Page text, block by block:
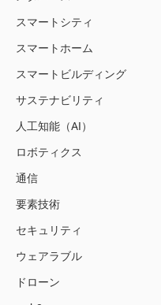
スマートシティ
スマートホーム
スマートビルディング
サステナビリティ
人工知能（AI）
ロボティクス
通信
要素技術
セキュリティ
ウェアラブル
ドローン